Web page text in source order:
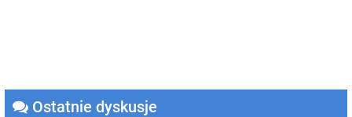
Ostatnie dyskusje